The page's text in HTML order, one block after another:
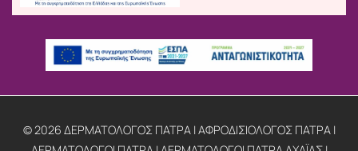
© 2026 ΔΕΡΜΑΤΟΛΟΓΟΣ ΠΑΤΡΑ | ΑΦΡΟΔΙΣΙΟΛΟΓΟΣ ΠΑΤΡΑ |